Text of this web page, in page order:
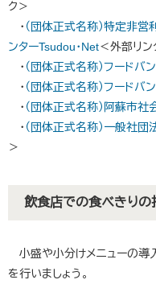
ク＞
・ （団体正式名称）特定非
ンターTsudou・Net＜外部リン
・ （団体正式名称）フードバ
・ （団体正式名称）フードバ
・ （団体正式名称）阿蘇市
・ （団体正式名称）一般社団
＞
飲食店での食べきりの
小盛や小分けメニューの導
を行いましょう。